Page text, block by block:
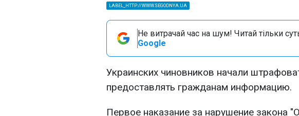
LABEL_HTTP://WWW.SEGODNYA.UA
Не витрачай час на шум! Читай тільки
Google
Украинских чиновников начали
предоставлять гражданам информацию.
Первое наказание за нарушение закона